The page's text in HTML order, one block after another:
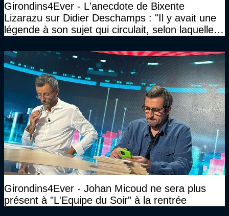
Girondins4Ever - L'anecdote de Bixente
Lizarazu sur Didier Deschamps : "Il y avait une
légende à son sujet qui circulait, selon laquelle il
Girondins4Ever - Johan Micoud ne sera plus
présent à "L'Equipe du Soir" à la rentrée